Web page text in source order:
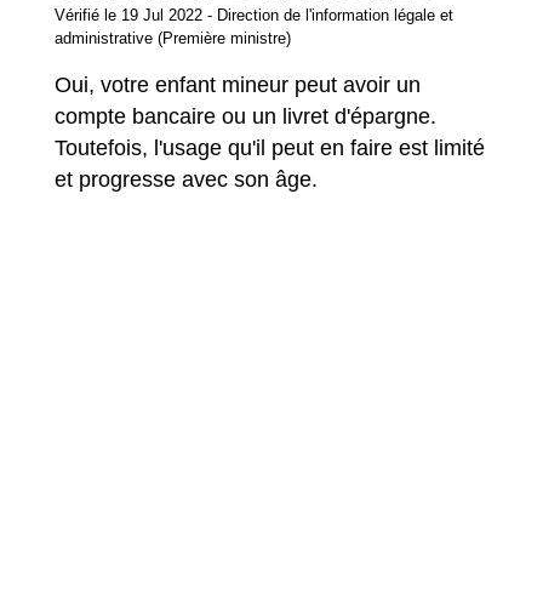
Vérifié le 19 Jul 2022 - Direction de l'information légale et
administrative (Première ministre)
Oui, votre enfant mineur peut avoir un
compte bancaire ou un livret d'épargne.
Toutefois, l'usage qu'il peut en faire est limité
et progresse avec son âge.